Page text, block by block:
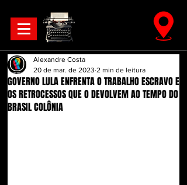
GOVERNO LULA ENFRENTA O TRABALHO ESCRAVO E
OS RETROCESSOS QUE O DEVOLVEM AO TEMPO DO
BRASIL COLÔNIA
Alexandre Costa
20 de mar. de 2023 2 min de leitura